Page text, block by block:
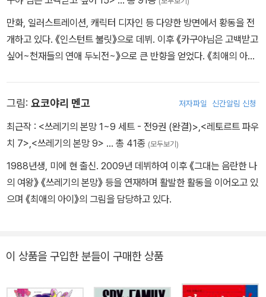
만화, 일러스트레이션, 캐릭터 디자인 등 다양한 방면에서 황동을 전
개하고 있다. 《인스턴트 불릿》으로 데뷔. 이후 《카구야님은 고백받고
싶어~천재들의 연애 두뇌전~》으로 큰 반향을 얻었다. 《최애의 아
그림: 요코야리 멘고 저자파일 신간알림 신청
최근작 : <쓰레기의 본망 1~9 세트 - 전9권 (완결)>,<레토르트 파우
치 7>,<쓰레기의 본망 9> … 총 41종 (모두보기)
1988년생, 미에 현 출신. 2009년 데뷔하여 이후 《그대는 음란한 나
의 여왕》 《쓰레기의 본망》 등을 연재하며 활발한 활동을 이어오고 있
으며 《최애의 아이》의 그림을 담당하고 있다.
이 상품을 구입한 분들이 구매한 상품